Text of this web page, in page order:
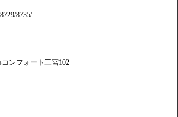
8735/
ンフォート三宮102